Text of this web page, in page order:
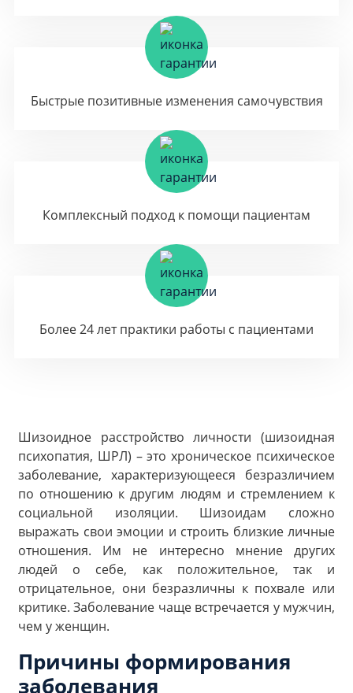
Быстрые позитивные изменения самочувствия
Комплексный подход к помощи пациентам
Более 24 лет практики работы с пациентами
Шизоидное расстройство личности (шизоидная
психопатия, ШРЛ) – это хроническое психическое
заболевание, характеризующееся безразличием
по отношению к другим людям и стремлением к
социальной изоляции. Шизоидам сложно
выражать свои эмоции и строить близкие личные
отношения. Им не интересно мнение других
людей о себе, как положительное, так и
отрицательное, они безразличны к похвале или
критике. Заболевание чаще встречается у мужчин,
чем у женщин.
Причины формирования
заболевания